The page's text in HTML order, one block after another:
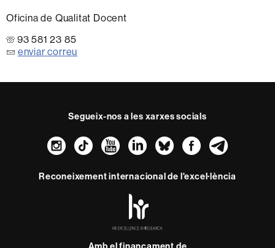
Oficina de Qualitat Docent
93 581 23 85
enviar correu
Segueix-nos a les xarxes socials
Instagram
TikTokYouTube
LinkedIn
Bluesky
Reconeixement internacional de l'excel·lència
Amb el finançament de